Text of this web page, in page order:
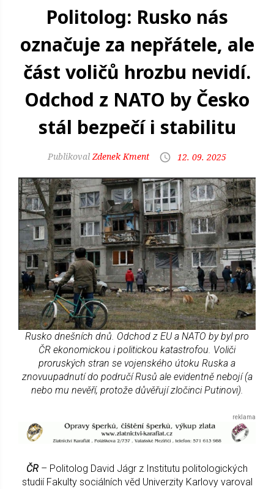
Politolog: Rusko nás
označuje za nepřátele, ale
část voličů hrozbu nevidí.
Odchod z NATO by Česko
stál bezpečí i stabilitu
Zdenek Kment 12. 09. 2025
Rusko dnešních dnů. Odchod z EU a NATO by byl pro
ČR ekonomickou i politickou katastrofou. Voliči
proruských stran se vojenského útoku Ruska a
znovuupadnutí do područí Rusů ale evidentně nebojí (a
nebo mu nevěří, protože důvěřují zločinci Putinovi).
ČR – Politolog David Jágr z Institutu politologických
studií Fakulty sociálních věd Univerzity Karlovy varoval